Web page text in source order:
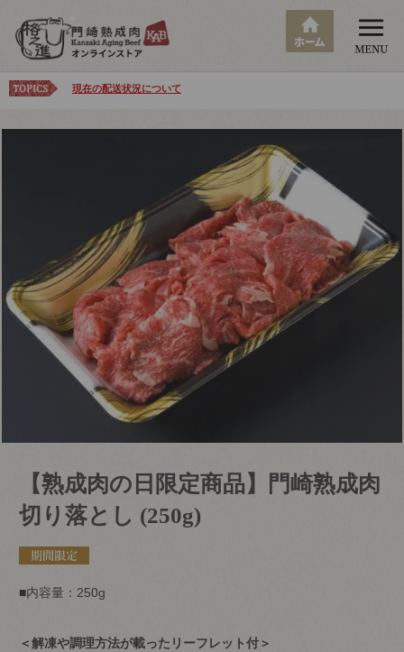
現在の配送状況について
【熟成肉の日限定商品】門崎熟成肉
切り落とし (250g)
■内容量：250g
＜解凍や調理方法が載ったリーフレット付＞